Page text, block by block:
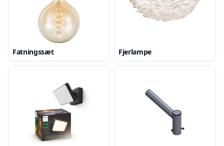
Fatningssæt Fjerlampe